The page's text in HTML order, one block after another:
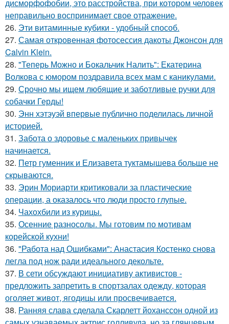
дисморфофобии, это расстройства, при котором человек
неправильно воспринимает свое отражение.
26. Эти витаминные кубики - удобный способ.
27. Самая откровенная фотосессия дакоты Джонсон для
Calvin Klein.
28. "Теперь Можно и Бокальчик Налить": Екатерина
Волкова с юмором поздравила всех мам с каникулами.
29. Срочно мы ищем любящие и заботливые ручки для
собачки Герды!
30. Энн хэтэуэй впервые публично поделилась личной
историей.
31. Забота о здоровье с маленьких привычек
начинается.
32. Петр гуменник и Елизавета туктамышева больше не
скрываются.
33. Эрин Мориарти критиковали за пластические
операции, а оказалось что люди просто глупые.
34. Чахохбили из курицы.
35. Осенние разносолы. Мы готовим по мотивам
корейской кухни!
36. "Работа над Ошибками": Анастасия Костенко снова
легла под нож ради идеального декольте.
37. В сети обсуждают инициативу активистов -
предложить запретить в спортзалах одежду, которая
оголяет живот, ягодицы или просвечивается.
38. Ранняя слава сделала Скарлетт йоханссон одной из